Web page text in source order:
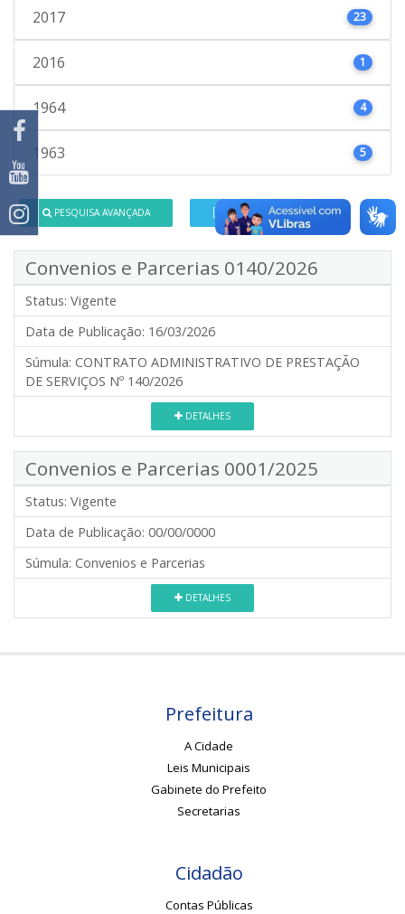
2017 23
2016 1
1964 4
1963 5
PESQUISA AVANÇADA GERAR CSV
Convenios e Parcerias 0140/2026
Status: Vigente
Data de Publicação: 16/03/2026
Súmula: CONTRATO ADMINISTRATIVO DE PRESTAÇÃO
DE SERVIÇOS Nº 140/2026
DETALHES
Convenios e Parcerias 0001/2025
Status: Vigente
Data de Publicação: 00/00/0000
Súmula: Convenios e Parcerias
DETALHES
Prefeitura
A Cidade
Leis Municipais
Gabinete do Prefeito
Secretarias
Cidadão
Contas Públicas